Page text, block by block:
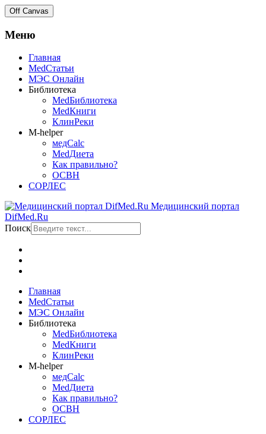
Off Canvas
Меню
Главная
MedСтатьи
МЭС Онлайн
Библиотека
MedБиблиотека
MedКниги
КлинРеки
M-helper
медCalc
MedДиета
Как правильно?
ОСВН
СОРЛЕС
Медицинский портал
DifMed.Ru
Поиск
Главная
MedСтатьи
МЭС Онлайн
Библиотека
MedБиблиотека
MedКниги
КлинРеки
M-helper
медCalc
MedДиета
Как правильно?
ОСВН
СОРЛЕС